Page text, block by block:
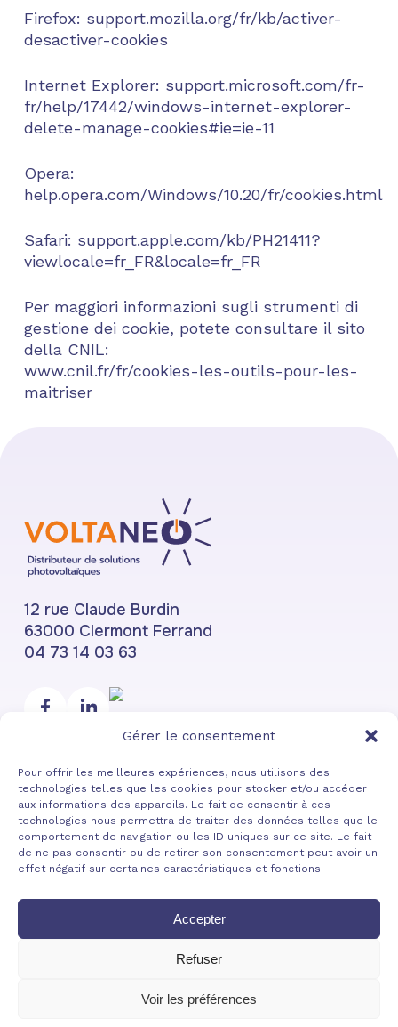
Gérer le consentement
Pour offrir les meilleures expériences, nous utilisons des
technologies telles que les cookies pour stocker et/ou accéder
aux informations des appareils. Le fait de consentir à ces
technologies nous permettra de traiter des données telles que le
comportement de navigation ou les ID uniques sur ce site. Le fait
de ne pas consentir ou de retirer son consentement peut avoir un
effet négatif sur certaines caractéristiques et fonctions.
Accepter
Refuser
Voir les préférences
Firefox: support.mozilla.org/fr/kb/activer-
desactiver-cookies
Internet Explorer: support.microsoft.com/fr-
fr/help/17442/windows-internet-explorer-
delete-manage-cookies#ie=ie-11
Opera:
help.opera.com/Windows/10.20/fr/cookies.html
Safari: support.apple.com/kb/PH21411?
viewlocale=fr_FR&locale=fr_FR
Per maggiori informazioni sugli strumenti di
gestione dei cookie, potete consultare il sito
della CNIL:
www.cnil.fr/fr/cookies-les-outils-pour-les-
maitriser
12 rue Claude Burdin
63000 Clermont Ferrand
04 73 14 03 63
Iscriviti alla Newsletter di Voltaneo